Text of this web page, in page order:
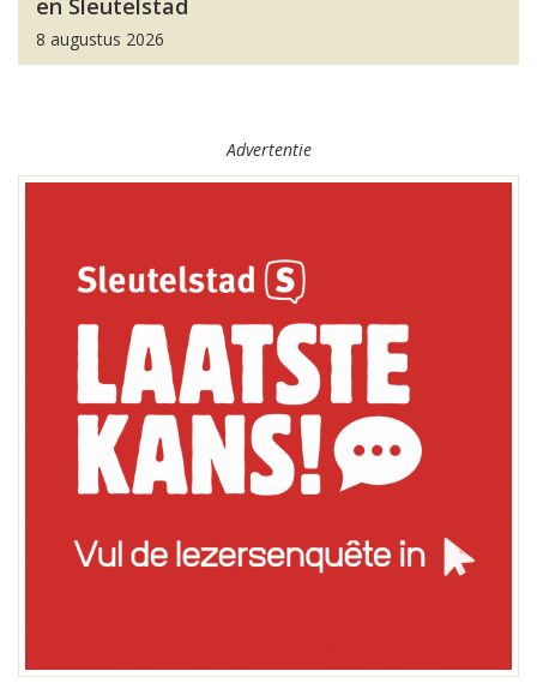
en Sleutelstad
8 augustus 2026
Advertentie